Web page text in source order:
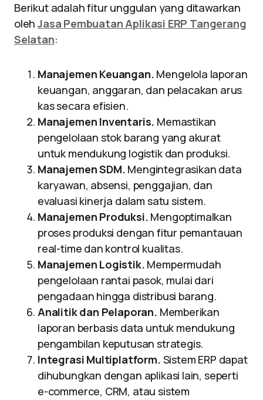
Berikut adalah fitur unggulan yang ditawarkan
olehJasa Pembuatan Aplikasi ERP Tangerang
Selatan:
Manajemen Keuangan. Mengelola laporan
keuangan, anggaran, dan pelacakan arus
kas secara efisien.
Manajemen Inventaris. Memastikan
pengelolaan stok barang yang akurat
untuk mendukung logistik dan produksi.
Manajemen SDM. Mengintegrasikan data
karyawan, absensi, penggajian, dan
evaluasi kinerja dalam satu sistem.
Manajemen Produksi. Mengoptimalkan
proses produksi dengan fitur pemantauan
real-time dan kontrol kualitas.
Manajemen Logistik. Mempermudah
pengelolaan rantai pasok, mulai dari
pengadaan hingga distribusi barang.
Analitik dan Pelaporan. Memberikan
laporan berbasis data untuk mendukung
pengambilan keputusan strategis.
Integrasi Multiplatform. Sistem ERP dapat
dihubungkan dengan aplikasi lain, seperti
e-commerce, CRM, atau sistem